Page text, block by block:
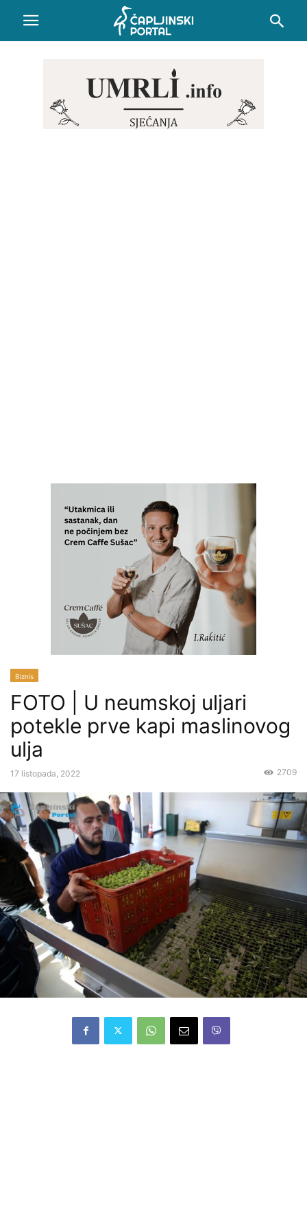
Biznis
FOTO | U neumskoj uljari
potekle prve kapi maslinovog
ulja
17 listopada, 2022 2709